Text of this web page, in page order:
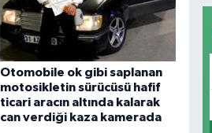
Otomobile ok gibi saplanan
motosikletin sürücüsü hafif
ticari aracın altında kalarak
can verdiği kaza kamerada